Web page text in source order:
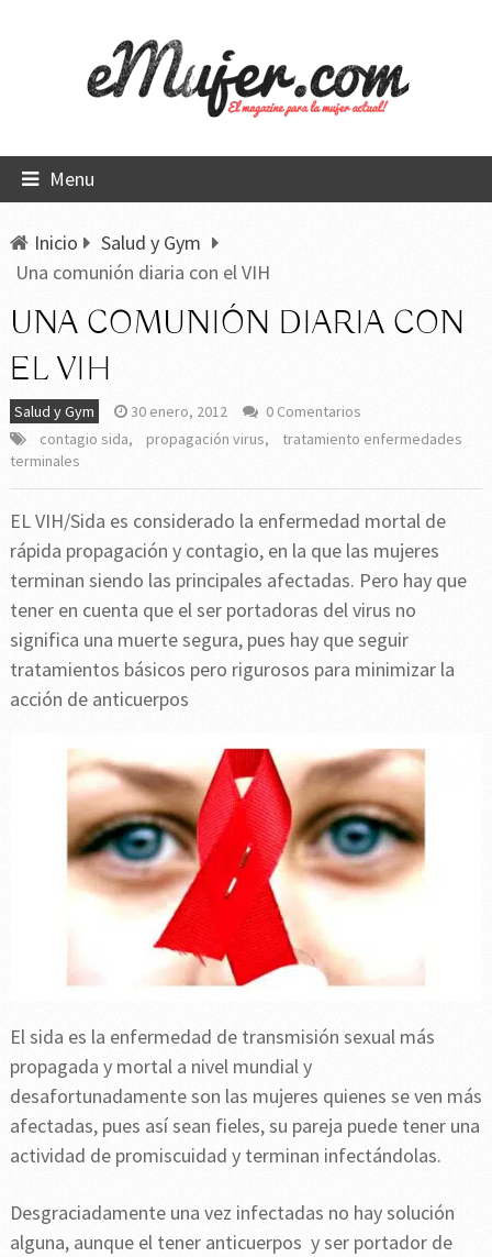
Menu
Inicio
Salud y Gym
Una comunión diaria con el VIH
UNA COMUNIÓN DIARIA CON
EL VIH
Salud y Gym 30 enero, 2012
0 Comentarios
contagio sida, propagación virus,
tratamiento enfermedades
terminales
EL VIH/Sida es considerado la enfermedad mortal de
rápida propagación y contagio, en la que las mujeres
terminan siendo las principales afectadas. Pero hay que
tener en cuenta que el ser portadoras del virus no
significa una muerte segura, pues hay que seguir
tratamientos básicos pero rigurosos para minimizar la
acción de anticuerpos
El sida es la enfermedad de transmisión sexual más
propagada y mortal a nivel mundial y
desafortunadamente son las mujeres quienes se ven más
afectadas, pues así sean fieles, su pareja puede tener una
actividad de promiscuidad y terminan infectándolas.
Desgraciadamente una vez infectadas no hay solución
alguna, aunque el tener anticuerpos y ser portador de